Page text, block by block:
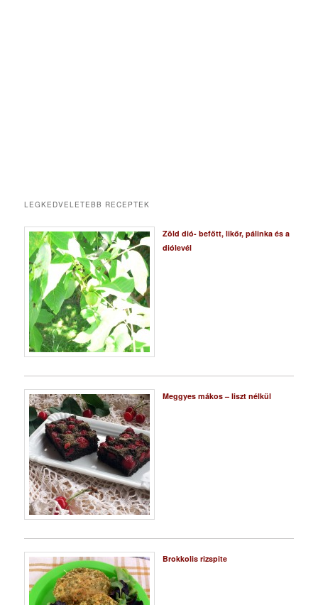
LEGKEDVELETEBB RECEPTEK
Zöld dió- befőtt, likőr, pálinka és a
diólevél
Meggyes mákos – liszt nélkül
Brokkolis rizspite